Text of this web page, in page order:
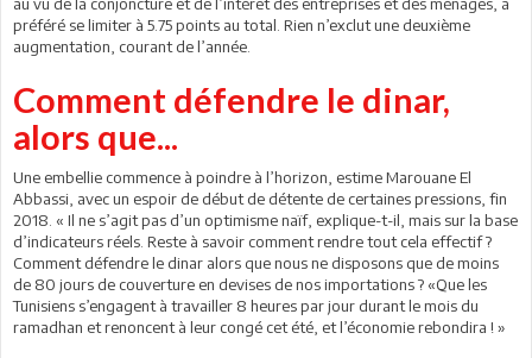
préféré se limiter à 5.75 points au total. Rien n’exclut une deuxième
augmentation, courant de l’année.
Comment défendre le dinar,
alors que...
Une embellie commence à poindre à l’horizon, estime Marouane El
Abbassi, avec un espoir de début de détente de certaines pressions, fin
2018. « Il ne s’agit pas d’un optimisme naïf, explique-t-il, mais sur la base
d’indicateurs réels. Reste à savoir comment rendre tout cela effectif ?
Comment défendre le dinar alors que nous ne disposons que de moins
de 80 jours de couverture en devises de nos importations ? «Que les
Tunisiens s’engagent à travailler 8 heures par jour durant le mois du
ramadhan et renoncent à leur congé cet été, et l’économie rebondira ! »